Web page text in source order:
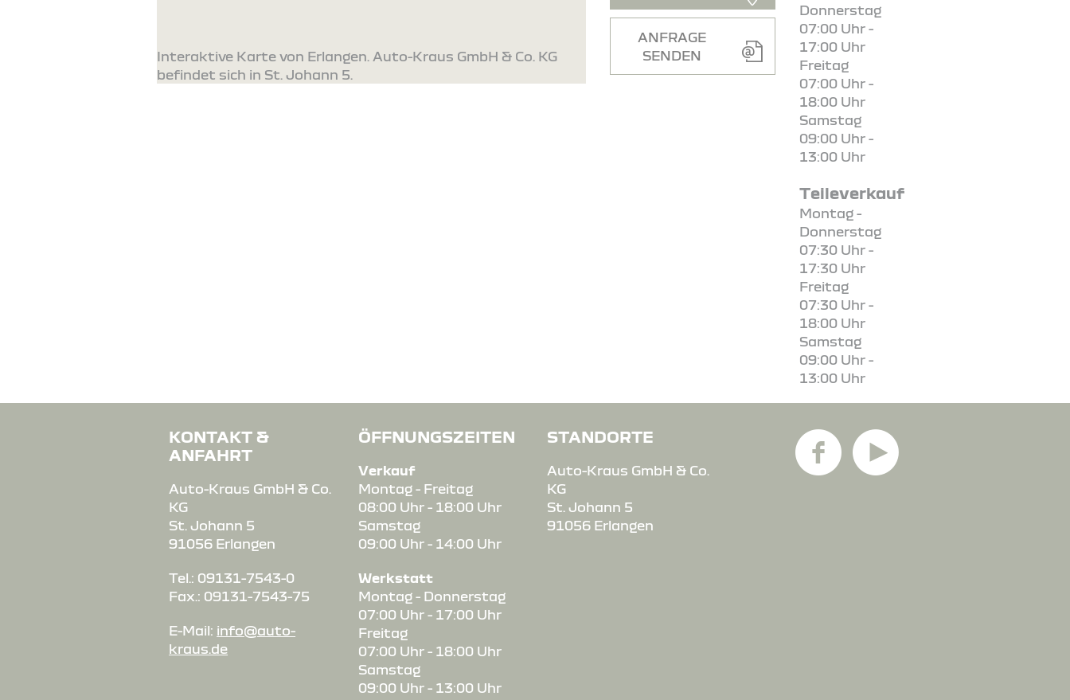
Interaktive Karte von Erlangen. Auto-Kraus GmbH & Co. KG
befindet sich in St. Johann 5.
ANFRAGE
SENDEN
Donnerstag
07:00 Uhr -
17:00 Uhr
Freitag
07:00 Uhr -
18:00 Uhr
Samstag
09:00 Uhr -
13:00 Uhr
Teileverkauf
Montag -
Donnerstag
07:30 Uhr -
17:30 Uhr
Freitag
07:30 Uhr -
18:00 Uhr
Samstag
09:00 Uhr -
13:00 Uhr
KONTAKT &
ANFAHRT
Auto-Kraus GmbH & Co.
KG
St. Johann 5
91056 Erlangen
Tel.: 09131-7543-0
Fax.: 09131-7543-75
E-Mail: info@auto-
kraus.de
ÖFFNUNGSZEITEN
Verkauf
Montag - Freitag
08:00 Uhr - 18:00 Uhr
Samstag
09:00 Uhr - 14:00 Uhr
Werkstatt
Montag - Donnerstag
07:00 Uhr - 17:00 Uhr
Freitag
07:00 Uhr - 18:00 Uhr
Samstag
09:00 Uhr - 13:00 Uhr
STANDORTE
Auto-Kraus GmbH & Co.
KG
St. Johann 5
91056 Erlangen